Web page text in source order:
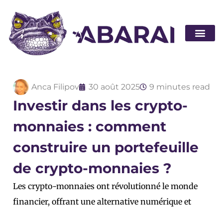
Anca Filipov 30 août 2025 9 minutes read
Investir dans les crypto-
monnaies : comment
construire un portefeuille
de crypto-monnaies ?
Les crypto-monnaies ont révolutionné le monde
financier, offrant une alternative numérique et